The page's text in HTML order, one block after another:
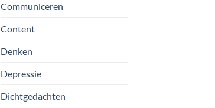
Communiceren
Content
Denken
Depressie
Dichtgedachten